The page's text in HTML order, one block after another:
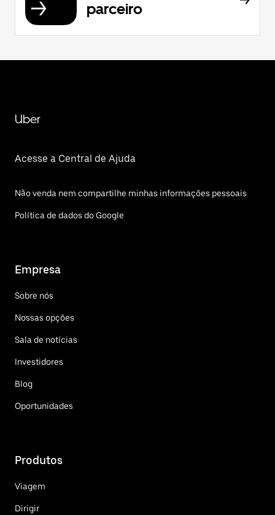
parceiro
Uber
Acesse a Central de Ajuda
Não venda nem compartilhe minhas informações pessoais
Política de dados do Google
Empresa
Sobre nós
Nossas opções
Sala de notícias
Investidores
Blog
Oportunidades
Produtos
Viagem
Dirigir